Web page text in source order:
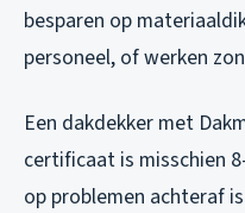
besparen op
personeel, of werken
Een dakdekker met
certificaat is misschien
op problemen achteraf